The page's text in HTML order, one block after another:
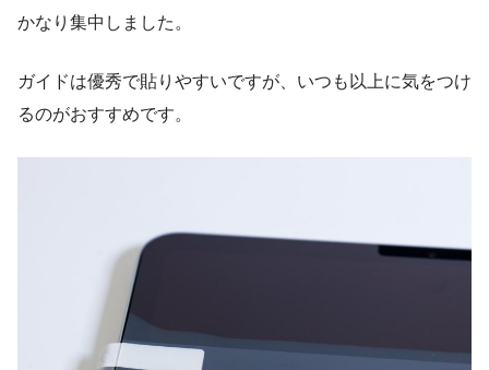
かなり集中しました。
ガイドは優秀で貼りやすいですが、いつも以上に気をつけ
るのがおすすめです。